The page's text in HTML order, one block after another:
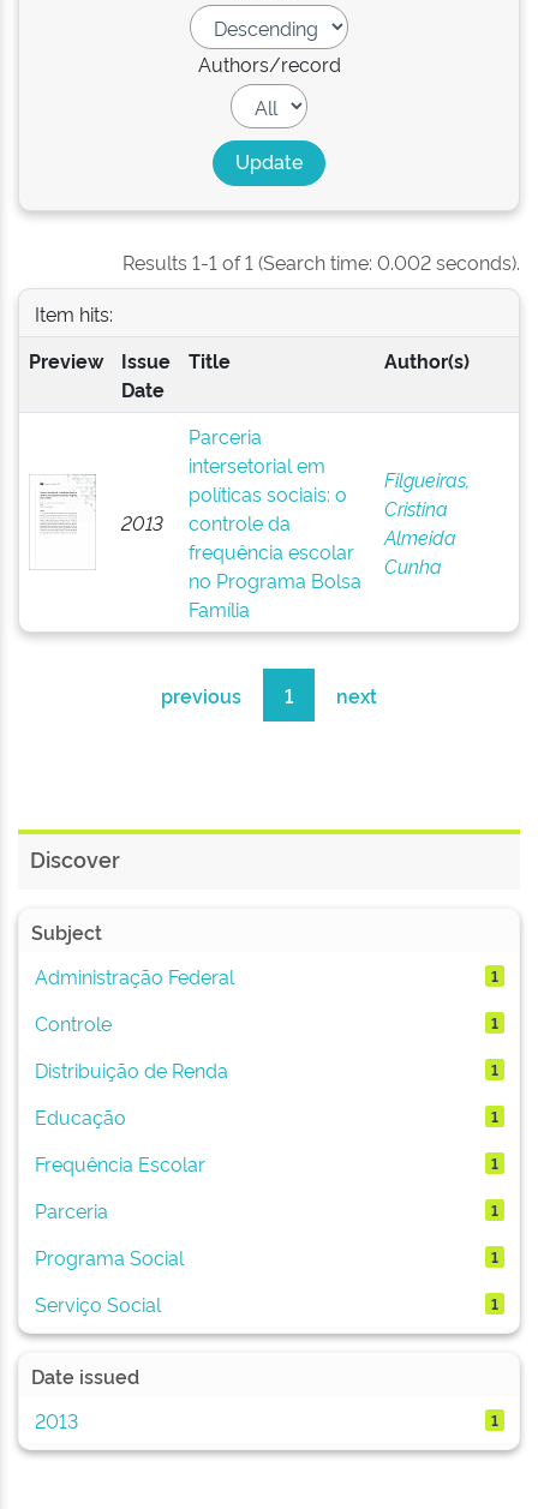
Authors/record
Results 1-1 of 1 (Search time: 0.002 seconds).
Item hits:
Preview
Issue
Date
Title Author(s)
2013
Parceria
intersetorial em
políticas sociais: o
controle da
frequência escolar
no Programa Bolsa
Família
Filgueiras,
Cristina
Almeida
Cunha
previous 1 next
Discover
Subject
Administração Federal
1
Controle 1
Distribuição de Renda 1
Educação 1
Frequência Escolar 1
Parceria 1
Programa Social 1
Serviço Social 1
Date issued
2013
1